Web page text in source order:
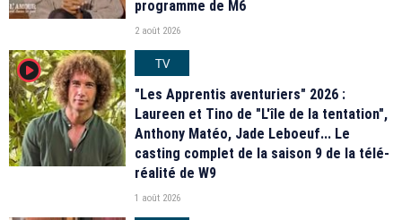
programme de M6
2 août 2026
player2
TV
"Les Apprentis aventuriers" 2026 :
Laureen et Tino de "L'île de la tentation",
Anthony Matéo, Jade Leboeuf... Le
casting complet de la saison 9 de la télé-
réalité de W9
1 août 2026